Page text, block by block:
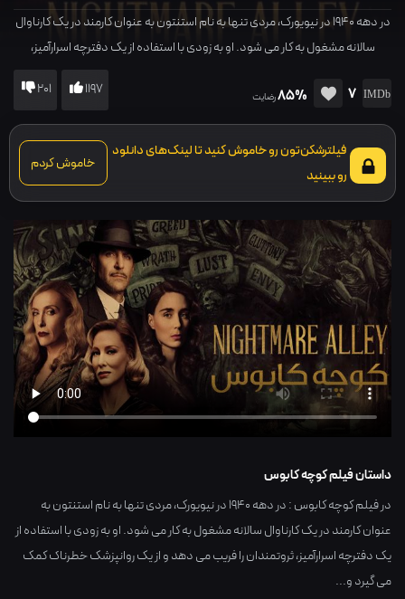
در دهه ۱۹۴۰ در نیویورک، مردی تنها به نام استنتون به عنوان کارمند در یک کارناوال
سالانه مشغول به کار می شود. او به زودی با استفاده از یک دفترچه اسرارآمیز،
ثروتمندان را فریب می دهد و از یک روانپزشک خطرناک کمک می گیرد و...
7
85%رضایت 1197
201
فیلترشکن‌تون رو خاموش کنید تا لینک‌های دانلود
رو ببینید
خاموش کردم
داستان فیلم کوچه کابوس
در فیلم کوچه کابوس : در دهه ۱۹۴۰ در نیویورک، مردی تنها به نام استنتون به
عنوان کارمند در یک کارناوال سالانه مشغول به کار می شود. او به زودی با استفاده از
یک دفترچه اسرارآمیز، ثروتمندان را فریب می دهد و از یک روانپزشک خطرناک کمک
می گیرد و...